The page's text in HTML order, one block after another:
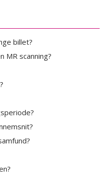
billet?
MR scanning?